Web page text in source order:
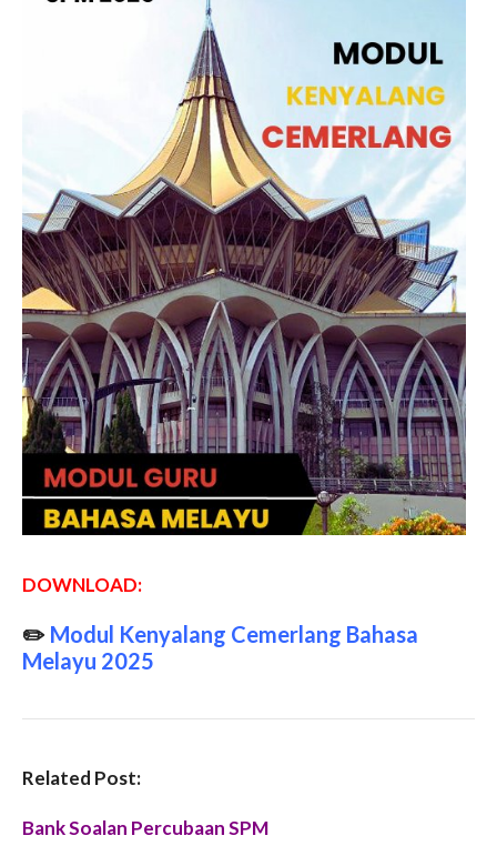
DOWNLOAD:
✏️ Modul Kenyalang Cemerlang Bahasa
Melayu 2025
Related Post:
Bank Soalan Percubaan SPM